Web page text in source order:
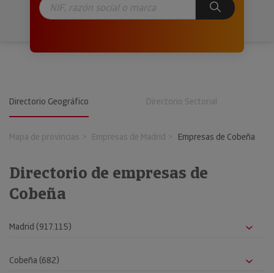
Directorio Geográfico Directorio Sectorial
Mapa de provincias Empresas de Madrid Empresas de Cobeña
Directorio de empresas de
Cobeña